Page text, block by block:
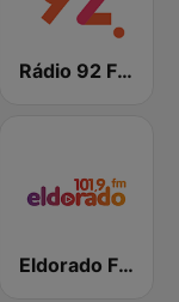
Rádio 92 FM
Eldorado FM